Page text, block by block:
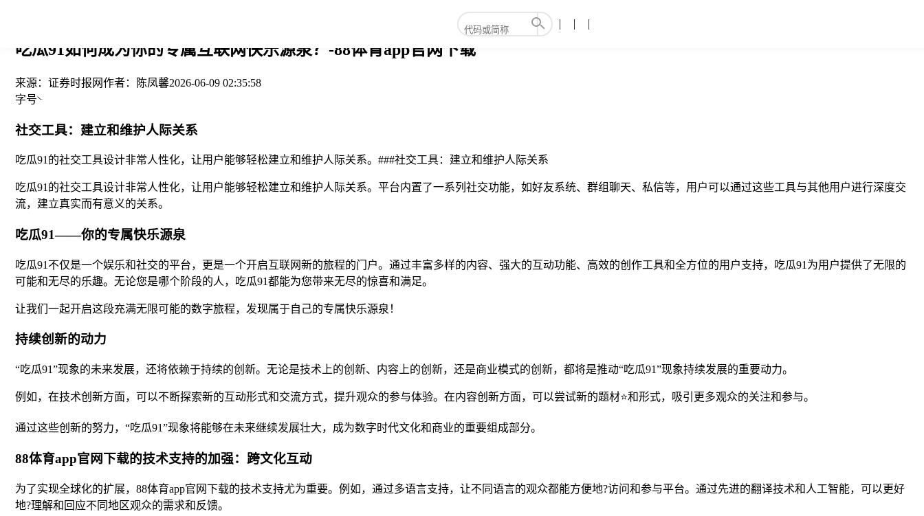
吃瓜91如何成为你的专属互联网快乐源泉？-88体育app官网下载
来源： 证券时报网作者： 陈凤馨2026-06-09 02:35:58
字号
社交工具：建立和维护人际关系
吃瓜91的社交工具设计非常人性化，让用户能够轻松建立和维护人际关系。###社交工具：建立和维护人际关系
吃瓜91的社交工具设计非常人性化，让用户能够轻松建立和维护人际关系。平台内置了一系列社交功能，如好友系统、群组聊天、私信等，用户可以通过这些工具与其他用户进行深度交
流，建立真实而有意义的关系。
吃瓜91——你的专属快乐源泉
吃瓜91不仅是一个娱乐和社交的平台，更是一个开启互联网新的旅程的门户。通过丰富多样的内容、强大的互动功能、高效的创作工具和全方位的用户支持，吃瓜91为用户提供了无限的
可能和无尽的乐趣。无论您是哪个阶段的人，吃瓜91都能为您带来无尽的惊喜和满足。
让我们一起开启这段充满无限可能的数字旅程，发现属于自己的专属快乐源泉！
持续创新的动力
“吃瓜91”现象的未来发展，还将依赖于持续的创新。无论是技术上的创新、内容上的创新，还是商业模式的创新，都将是推动“吃瓜91”现象持续发展的重要动力。
例如，在技术创新方面，可以不断探索新的互动形式和交流方式，提升观众的参与体验。在内容创新方面，可以尝试新的题材⭐和形式，吸引更多观众的关注和参与。
通过这些创新的努力，“吃瓜91”现象将能够在未来继续发展壮大，成为数字时代文化和商业的重要组成部分。
88体育app官网下载的技术支持的加强：跨文化互动
为了实现全球化的扩展，88体育app官网下载的技术支持尤为重要。例如，通过多语言支持，让不同语言的观众都能方便地?访问和参与平台。通过先进的翻译技术和人工智能，可以更好
地?理解和回应不同地区观众的需求和反馈。